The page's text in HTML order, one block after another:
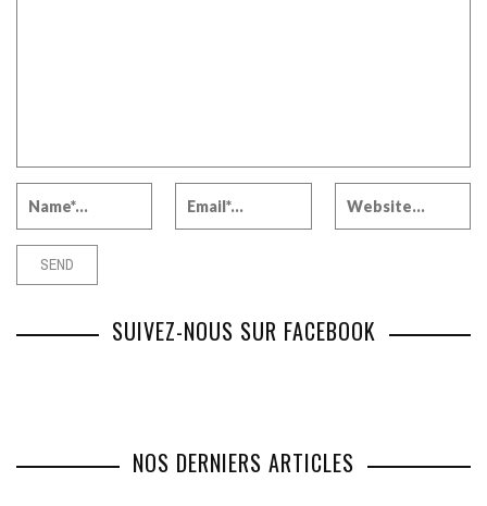
SUIVEZ-NOUS SUR FACEBOOK
NOS DERNIERS ARTICLES